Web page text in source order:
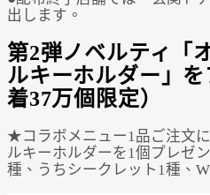
出します。
第2弾ノベルティ「
ルキーホルダー」
着37万個限定）
★コラボメニュー1品ご注文
ルキーホルダーを1個プレゼ
種、うちシークレット1種、